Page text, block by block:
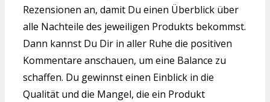
Rezensionen an, damit Du einen Überblick über
alle Nachteile des jeweiligen Produkts bekommst.
Dann kannst Du Dir in aller Ruhe die positiven
Kommentare anschauen, um eine Balance zu
schaffen. Du gewinnst einen Einblick in die
Qualität und die Mangel, die ein Produkt